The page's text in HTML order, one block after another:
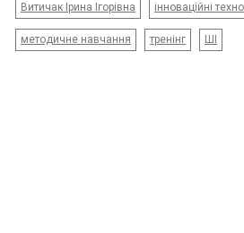
Витичак Ірина Ігорівна інноваційні
методичне навчання тренінг ШІ